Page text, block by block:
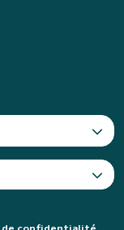
de confidentialité